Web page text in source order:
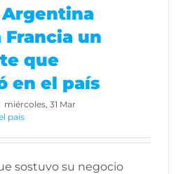
un
que
en el país
miércoles, 31 Mar
país
sostuvo su negocio